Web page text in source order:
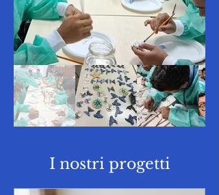
I nostri progetti